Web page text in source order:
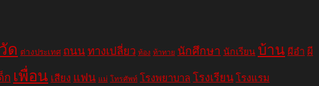
ด ต่างประเทศ ถนนทางเปลี่ยว ท้อง ท้าทาย นักศึกษา นักเรียน บ้าน ผีอำ ผี
ก เพื่อน เสียง แฟน แม่ โทรศัพท์ โรงพยาบาล โรงเรียน โรงแรม